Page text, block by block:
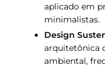
aplicado em
minimalistas.
Design
arquitetônica
ambiental,